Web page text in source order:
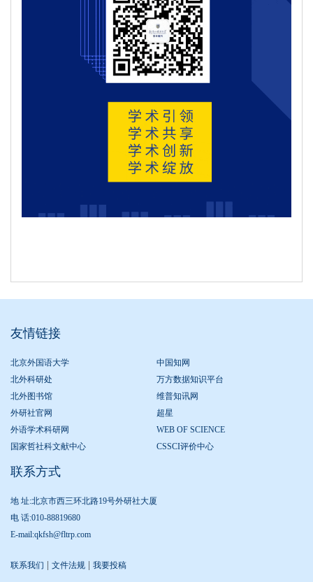
友情链接
北京外国语大学
中国知网
北外科研处
万方数据知识平台
北外图书馆
维普知讯网
外研社官网
超星
外语学术科研网
WEB OF SCIENCE
国家哲社科文献中心
CSSCI评价中心
联系方式
地 址:北京市西三环北路19号外研社大厦
电 话:010-88819680
E-mail:qkfsh@fltrp.com
联系我们 | 文件法规 | 我要投稿